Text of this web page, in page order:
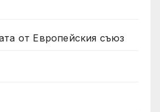
от Европейския съюз